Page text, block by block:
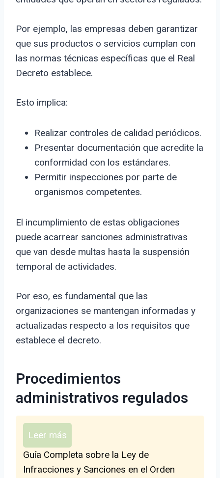
Por ejemplo, las empresas deben garantizar
que sus productos o servicios cumplan con
las normas técnicas específicas que el Real
Decreto establece.
Esto implica:
Realizar controles de calidad periódicos.
Presentar documentación que acredite la
conformidad con los estándares.
Permitir inspecciones por parte de
organismos competentes.
El incumplimiento de estas obligaciones
puede acarrear sanciones administrativas
que van desde multas hasta la suspensión
temporal de actividades.
Por eso, es fundamental que las
organizaciones se mantengan informadas y
actualizadas respecto a los requisitos que
establece el decreto.
Procedimientos
administrativos regulados
Leer más
Guía Completa sobre la Ley de
Infracciones y Sanciones en el Orden